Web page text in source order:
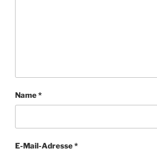
Name*
E-Mail-Adresse*